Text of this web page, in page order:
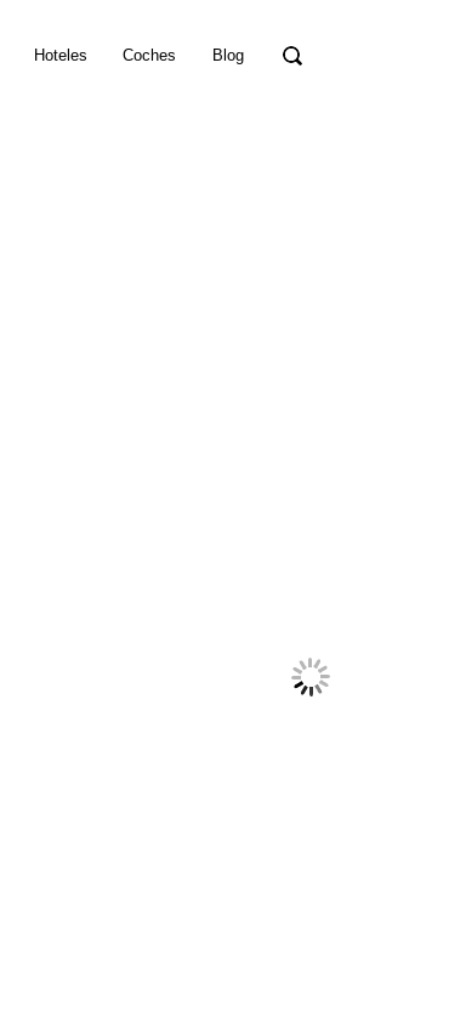
Hoteles Coches Blog